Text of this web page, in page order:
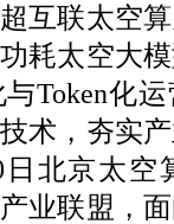
互联太空
耗太空大
Token化
术，夯实
北京太空
业联盟，